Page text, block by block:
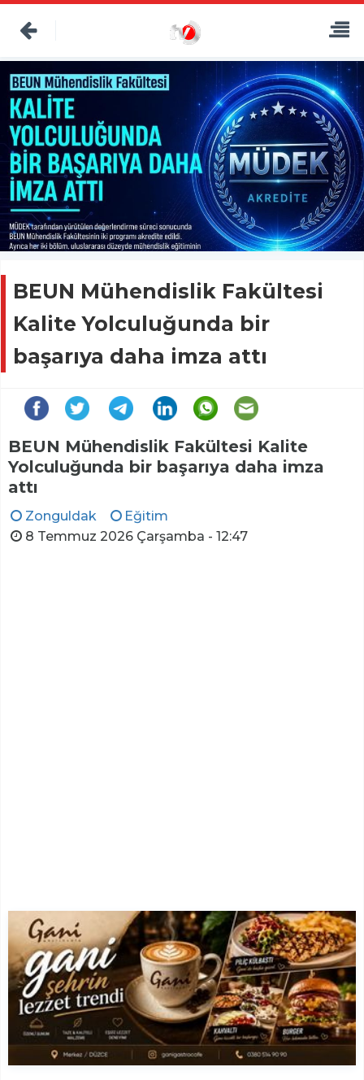
BEUN Mühendislik Fakültesi
Kalite Yolculuğunda bir
başarıya daha imza attı
BEUN Mühendislik Fakültesi Kalite
Yolculuğunda bir başarıya daha imza
attı
Zonguldak
Eğitim
8 Temmuz 2026 Çarşamba - 12:47